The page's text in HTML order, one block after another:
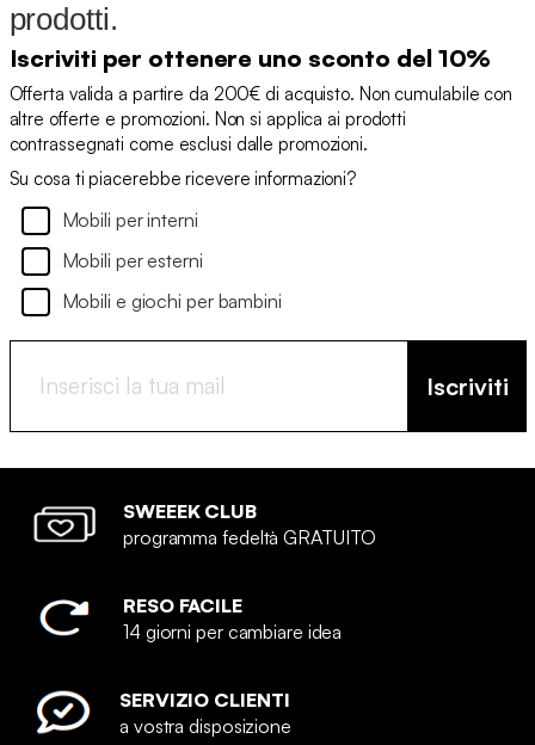
prodotti.
Iscriviti per ottenere uno sconto del 10%
Offerta valida a partire da 200€ di acquisto. Non cumulabile con
altre offerte e promozioni. Non si applica ai prodotti
contrassegnati come esclusi dalle promozioni.
Su cosa ti piacerebbe ricevere informazioni?
Mobili per interni
Mobili per esterni
Mobili e giochi per bambini
Iscriviti
SWEEEK CLUB
programma fedeltà GRATUITO
RESO FACILE
14 giorni per cambiare idea
SERVIZIO CLIENTI
a vostra disposizione